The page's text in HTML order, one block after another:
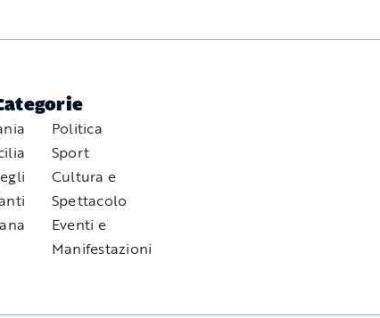
Politica
Sport
Cultura e
Spettacolo
Eventi e
Manifestazioni